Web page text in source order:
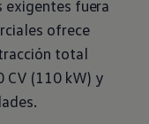
exigentes fuera
ofrece
total
CV (110 kW) y